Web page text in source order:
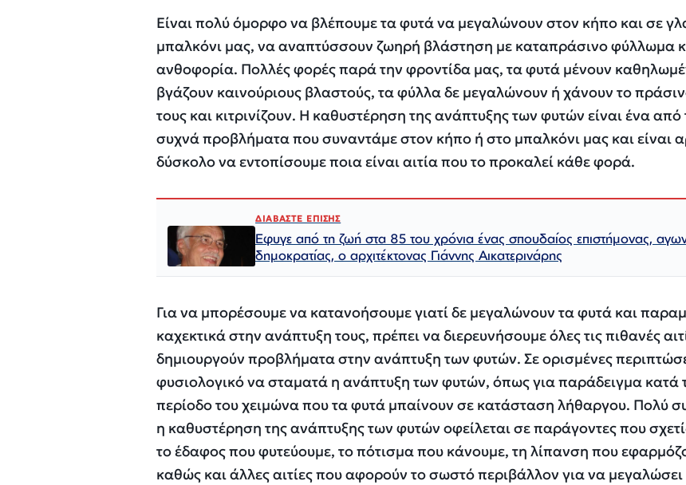
Είναι πολύ όμορφο να βλέπουμε τα φυτά να μεγαλώνουν στον κήπο και σε
μπαλκόνι μας, να αναπτύσσουν ζωηρή βλάστηση με καταπράσινο φύλλωμα
ανθοφορία. Πολλές φορές παρά την φροντίδα μας, τα φυτά μένουν
βγάζουν καινούριους βλαστούς, τα φύλλα δε μεγαλώνουν ή χάνουν το
τους και κιτρινίζουν. Η καθυστέρηση της ανάπτυξης των φυτών είναι ένα από
συχνά προβλήματα που συναντάμε στον κήπο ή στο μπαλκόνι μας και είναι
δύσκολο να εντοπίσουμε ποια είναι αιτία που το προκαλεί κάθε φορά.
ΔΙΑΒΑΣΤΕ ΕΠΙΣΗΣ
Εφυγε από τη ζωή στα 85 του χρόνια ένας σπουδαίος επιστήμονας,
δημοκρατίας, ο αρχιτέκτονας Γιάννης Αικατερινάρης
Για να μπορέσουμε να κατανοήσουμε γιατί δε μεγαλώνουν τα φυτά και
καχεκτικά στην ανάπτυξη τους, πρέπει να διερευνήσουμε όλες τις πιθανές
δημιουργούν προβλήματα στην ανάπτυξη των φυτών. Σε ορισμένες
φυσιολογικό να σταματά η ανάπτυξη των φυτών, όπως για παράδειγμα κατά
περίοδο του χειμώνα που τα φυτά μπαίνουν σε κατάσταση λήθαργου. Πολύ
η καθυστέρηση της ανάπτυξης των φυτών οφείλεται σε παράγοντες που
το έδαφος που φυτεύουμε, το πότισμα που κάνουμε, τη λίπανση που
καθώς και άλλες αιτίες που αφορούν το σωστό περιβάλλον για να